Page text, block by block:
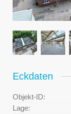
Eckdaten
Objekt-ID:
Lage: